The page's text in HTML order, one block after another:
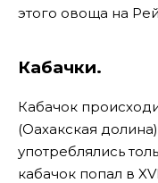
этого овоща на
Кабачки.
Кабачок
(Оахакская
употреблялись
кабачок попал в